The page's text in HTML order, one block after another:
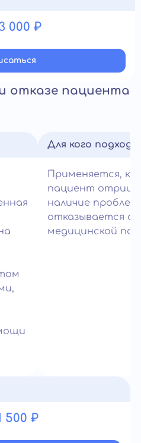
000 ₽
отказе пациента
Для кого
Применяется,
пациент
наличие
отказывается
медицинской
500 ₽